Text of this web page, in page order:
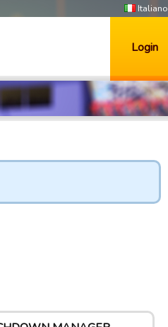
Italiano
Login